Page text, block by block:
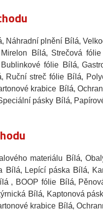
, Náhradní plněníBílá,
Bílá, Strečová fólie
fólieBílá,
, Ruční streč fólieBílá,
krabice Bílá,
pásky Bílá,
materiálu Bílá,
Bílá, Lepící páskaBílá,
, BOOP fólieBílá,
Bílá, Kaptonová
krabiceBílá,